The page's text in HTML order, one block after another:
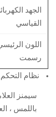
الجهد
القياسي
اللون
رسمت
نظام التحكم PLC
باللمس ،